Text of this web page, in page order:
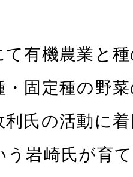
て有機農業と
・固定種の野
利氏の活動に
う岩崎氏が育